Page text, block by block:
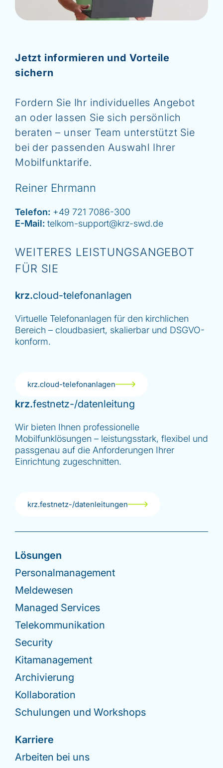
Jetzt informieren und Vorteile
sichern
Fordern Sie Ihr individuelles Angebot
an oder lassen Sie sich persönlich
beraten – unser Team unterstützt Sie
bei der passenden Auswahl Ihrer
Mobilfunktarife.
Reiner Ehrmann
Telefon: +49 721 7086-300
E-Mail: telkom-support@krz-swd.de
WEITERES LEISTUNGSANGEBOT
FÜR SIE
krz.cloud-telefonanlagen
Virtuelle Telefonanlagen für den kirchlichen
Bereich – cloudbasiert, skalierbar und DSGVO-
konform.
krz.cloud-telefonanlagen
krz.festnetz-/datenleitung
Wir bieten Ihnen professionelle
Mobilfunklösungen – leistungsstark, flexibel und
passgenau auf die Anforderungen Ihrer
Einrichtung zugeschnitten.
krz.festnetz-/datenleitungen
Lösungen
Personalmanagement
Meldewesen
Managed Services
Telekommunikation
Security
Kitamanagement
Archivierung
Kollaboration
Schulungen und Workshops
Karriere
Arbeiten bei uns